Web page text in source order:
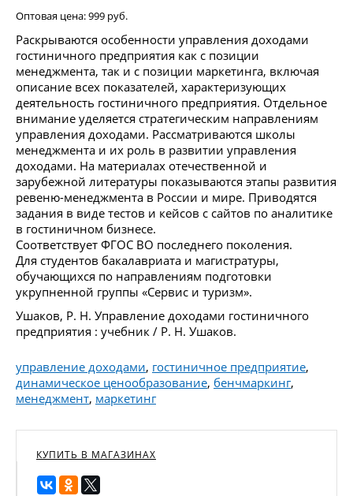
Оптовая цена:999 руб.
Раскрываются особенности управления доходами
гостиничного предприятия как с позиции
менеджмента, так и с позиции маркетинга, включая
описание всех показателей, характеризующих
деятельность гостиничного предприятия. Отдельное
внимание уделяется стратегическим направлениям
управления доходами. Рассматриваются школы
менеджмента и их роль в развитии управления
доходами. На материалах отечественной и
зарубежной литературы показываются этапы развития
ревеню-менеджмента в России и мире. Приводятся
задания в виде тестов и кейсов с сайтов по аналитике
в гостиничном бизнесе.
Соответствует ФГОС ВО последнего поколения.
Для студентов бакалавриата и магистратуры,
обучающихся по направлениям подготовки
укрупненной группы «Сервис и туризм».
Ушаков, Р. Н. Управление доходами гостиничного
предприятия : учебник / Р. Н. Ушаков.
управление доходами, гостиничное предприятие,
динамическое ценообразование, бенчмаркинг,
менеджмент, маркетинг
КУПИТЬ В МАГАЗИНАХ